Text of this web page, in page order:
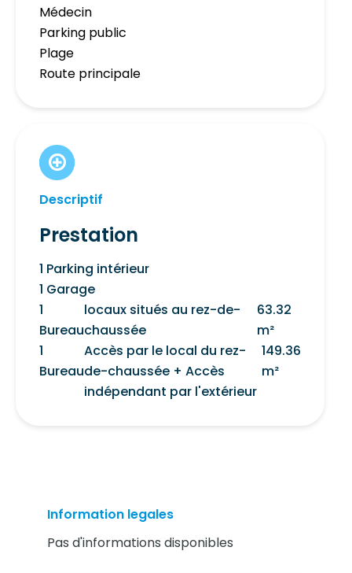
Médecin
Parking public
Plage
Route principale
Descriptif
Prestation
1 Parking intérieur
1 Garage
1
Bureau
locaux situés au rez-de-
chaussée
63.32
m²
1
Bureau
Accès par le local du rez-
de-chaussée + Accès
indépendant par l'extérieur
149.36
m²
Information legales
Pas d'informations disponibles